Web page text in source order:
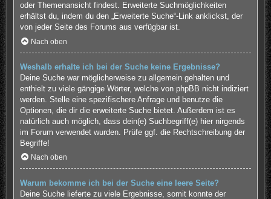
oder Themenansicht findest. Erweiterte Suchmöglichkeiten
erhältst du, indem du den „Erweiterte Suche“-Link anklickst, der
von jeder Seite des Forums aus verfügbar ist.
Nach oben
Weshalb erhalte ich bei der Suche keine Ergebnisse?
Deine Suche war möglicherweise zu allgemein gehalten und
enthielt zu viele gängige Wörter, welche von phpBB nicht indiziert
werden. Stelle eine spezifischere Anfrage und benutze die
Optionen, die dir die erweiterte Suche bietet. Außerdem ist es
natürlich auch möglich, dass dein(e) Suchbegriff(e) hier nirgends
im Forum verwendet wurden. Prüfe ggf. die Rechtschreibung der
Begriffe!
Nach oben
Warum bekomme ich bei der Suche eine leere Seite?
Deine Suche lieferte zu viele Ergebnisse, somit konnte der